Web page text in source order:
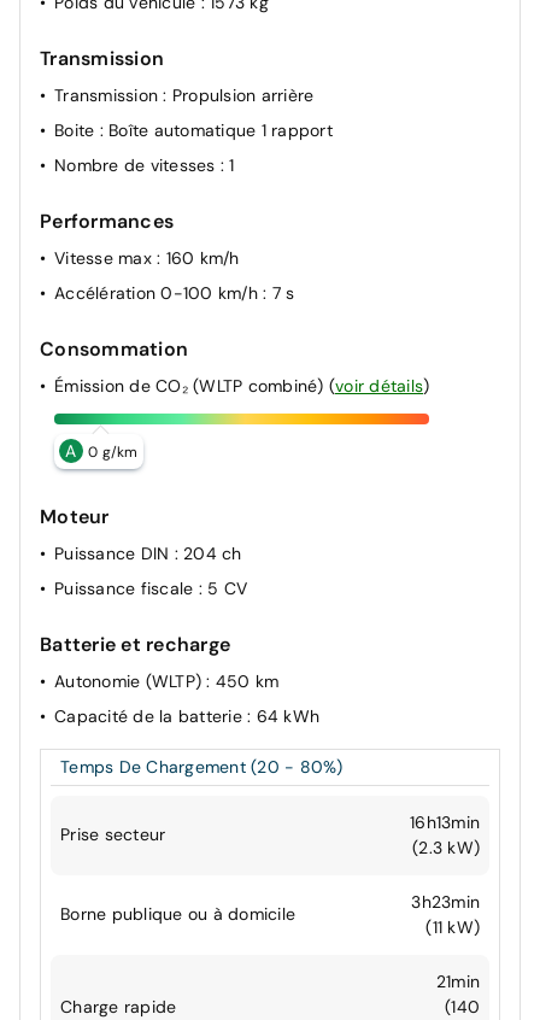
Transmission
Transmission: Propulsion arrière
Boite : Boîte automatique 1 rapport
Nombre de vitesses : 1
Performances
Vitesse max : 160 km/h
Accélération 0-100 km/h : 7 s
Consommation
Émission de CO₂ (WLTP combiné) (voir détails)
A 0 g/km
Moteur
Puissance DIN : 204 ch
Puissance fiscale : 5 CV
Batterie et recharge
Autonomie (WLTP): 450 km
Capacité de la batterie : 64 kWh
Temps De Chargement (20 - 80%)
Prise secteur
16h13min
(2.3 kW)
Borne publique ou à domicile
3h23min
(11 kW)
Charge rapide
21min
(140